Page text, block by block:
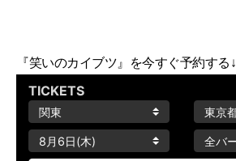
『笑いのカイブツ』を今すぐ予約する↓